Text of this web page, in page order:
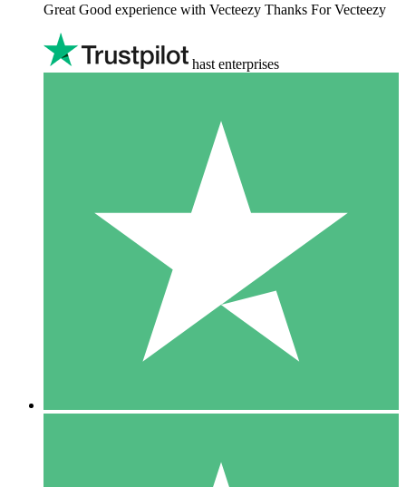
Great Good experience with Vecteezy Thanks For Vecteezy
hast enterprises